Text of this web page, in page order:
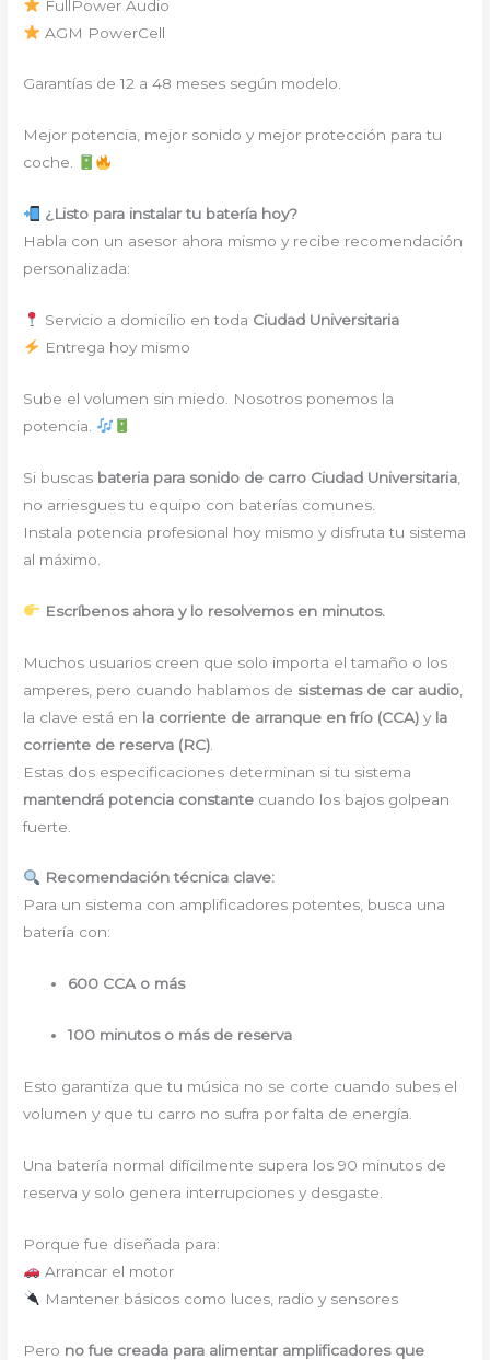
FullPower Audio
AGM PowerCell
Garantías de 12 a 48 meses según modelo.
Mejor potencia, mejor sonido y mejor protección para tu
coche.
¿Listo para instalar tu batería hoy?
Habla con un asesor ahora mismo y recibe recomendación
personalizada:
Servicio a domicilio en toda Ciudad Universitaria
Entrega hoy mismo
Sube el volumen sin miedo. Nosotros ponemos la
potencia.
Si buscas bateria para sonido de carro Ciudad Universitaria
no arriesgues tu equipo con baterías comunes.
Instala potencia profesional hoy mismo y disfruta tu sistema
al máximo.
Escríbenos ahora y lo resolvemos en minutos.
Muchos usuarios creen que solo importa el tamaño o los
amperes, pero cuando hablamos de sistemas de car audio
la clave está en la corriente de arranque en frío (CCA) y la
corriente de reserva (RC)
Estas dos especificaciones determinan si tu sistema
mantendrá potencia constante cuando los bajos golpean
fuerte.
Recomendación técnica clave:
Para un sistema con amplificadores potentes, busca una
batería con:
600 CCA o más
100 minutos o más de reserva
Esto garantiza que tu música no se corte cuando subes el
volumen y que tu carro no sufra por falta de energía.
Una batería normal difícilmente supera los 90 minutos de
reserva y solo genera interrupciones y desgaste.
Porque fue diseñada para:
Arrancar el motor
Mantener básicos como luces, radio y sensores
Pero no fue creada para alimentar amplificadores que